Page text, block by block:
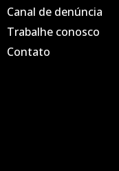
Canal de denúncia
Trabalhe conosco
Contato